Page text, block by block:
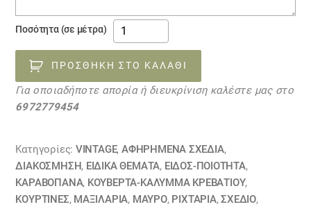
Ποσότητα (σε μέτρα)
ΎΦΑΣΜΑ
επιπλωσης
PICASSO
LUNO
31050320
ΠΡΟΣΘΉΚΗ ΣΤΟ ΚΑΛΆΘΙ
Για οποιαδήποτε απορία ή διευκρίνιση καλέστε μας στο
6972779454
Κατηγορίες: VINTAGE, ΑΦΗΡΗΜΕΝΑ ΣΧΈΔΙΑ,
ΔΙΑΚΟΣΜΗΣΗ, ΕΙΔΙΚΆ ΘΈΜΑΤΑ, ΕΙΔΟΣ-ΠΟΙΟΤΗΤΑ,
ΚΑΡΑΒΌΠΑΝΑ, ΚΟΥΒΈΡΤΑ-ΚΆΛΥΜΜΑ ΚΡΕΒΑΤΙΟΎ,
ΚΟΥΡΤΊΝΕΣ, ΜΑΞΙΛΆΡΙΑ, ΜΑΥΡΟ, ΡΙΧΤΆΡΙΑ,ΣΧΕΔΙΟ,